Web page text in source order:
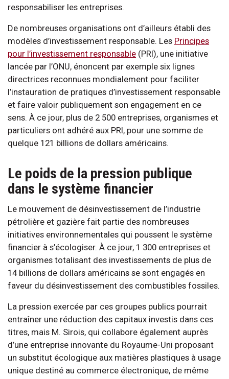
responsabiliser les entreprises.
De nombreuses organisations ont d’ailleurs établi des
modèles d’investissement responsable. Les Principes
pour l’investissement responsable (PRI), une initiative
lancée par l’ONU, énoncent par exemple six lignes
directrices reconnues mondialement pour faciliter
l’instauration de pratiques d’investissement responsable
et faire valoir publiquement son engagement en ce
sens. À ce jour, plus de 2 500 entreprises, organismes et
particuliers ont adhéré aux PRI, pour une somme de
quelque 121 billions de dollars américains.
Le poids de la pression publique
dans le système financier
Le mouvement de désinvestissement de l’industrie
pétrolière et gazière fait partie des nombreuses
initiatives environnementales qui poussent le système
financier à s’écologiser. À ce jour, 1 300 entreprises et
organismes totalisant des investissements de plus de
14 billions de dollars américains se sont engagés en
faveur du désinvestissement des combustibles fossiles.
La pression exercée par ces groupes publics pourrait
entraîner une réduction des capitaux investis dans ces
titres, mais M. Sirois, qui collabore également auprès
d’une entreprise innovante du Royaume-Uni proposant
un substitut écologique aux matières plastiques à usage
unique destiné au commerce électronique, de même